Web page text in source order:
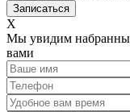
Х
Мы увидим
вами